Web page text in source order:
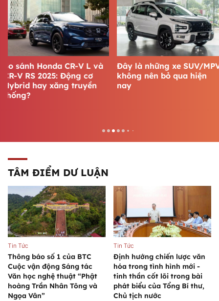
Đây là những xe SUV/MPV
không nên bỏ qua hiện
nay
Top xe SUV đô thị giá rẻ
bậc nhất hiện nay
TÂM ĐIỂM DƯ LUẬN
Tin Tức
Thông báo số 1 của BTC
Cuộc vận động Sáng tác
Văn học nghệ thuật “Phật
hoàng Trần Nhân Tông và
Ngọa Vân”
Tin Tức
Định hướng chiến lược văn
hóa trong tình hình mới -
tinh thần cốt lõi trong bài
phát biểu của Tổng Bí thư,
Chủ tịch nước